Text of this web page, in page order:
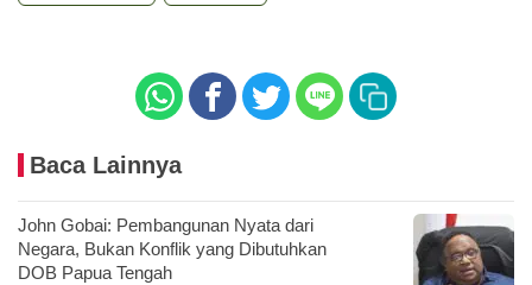
Baca Lainnya
John Gobai: Pembangunan Nyata dari
Negara, Bukan Konflik yang Dibutuhkan
DOB Papua Tengah